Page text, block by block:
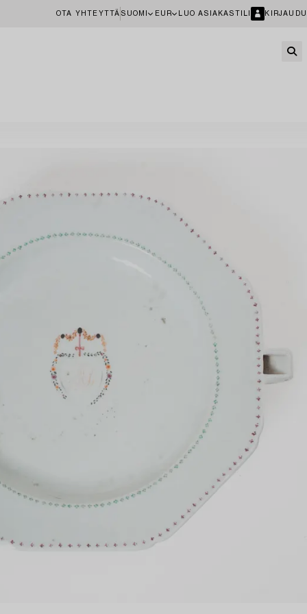
OTA YHTEYTTÄ SUOMI EUR LUO ASIAKASTILI KIRJAUDU